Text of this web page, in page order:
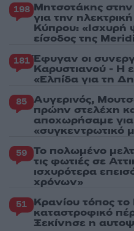
198 Μητσοτάκης
για την
Κύπρου: «Ισχυρή
είσοδος της
181 Έφυγαν οι
Καρυστιανού - Η
«Ελπίδα για τη
85 Αυγερινός,
πρώην στελέχη
αποχωρήσαμε για
«συγκεντρωτικό
59 Το πολωμένο
τις φωτιές σε
ισχυρότερα
χρόνων»
51 Κρανίου τόπος
καταστροφικό
Ξεκίνησε η